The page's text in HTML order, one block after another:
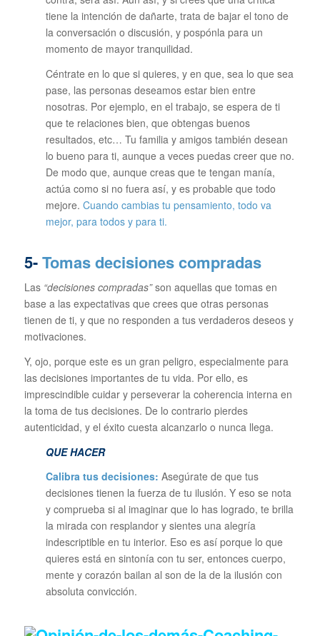
tiene la intención de dañarte, trata de bajar el tono de
la conversación o discusión, y pospónla para un
momento de mayor tranquilidad.
Céntrate en lo que si quieres, y en que, sea lo que sea
pase, las personas deseamos estar bien entre
nosotras. Por ejemplo, en el trabajo, se espera de ti
que te relaciones bien, que obtengas buenos
resultados, etc… Tu familia y amigos también desean
lo bueno para ti, aunque a veces puedas creer que no.
De modo que, aunque creas que te tengan manía,
actúa como si no fuera así, y es probable que todo
mejore. Cuando cambias tu pensamiento, todo va
mejor, para todos y para ti.
5-Tomas decisiones compradas
Las “decisiones compradas”son aquellas que tomas en
base a las expectativas que crees que otras personas
tienen de ti, y que no responden a tus verdaderos deseos y
motivaciones.
Y, ojo, porque este es un gran peligro, especialmente para
las decisiones importantes de tu vida. Por ello, es
imprescindible cuidar y perseverar la coherencia interna en
la toma de tus decisiones. De lo contrario pierdes
autenticidad, y el éxito cuesta alcanzarlo o nunca llega.
QUE HACER
Calibra tus decisiones: Asegúrate de que tus
decisiones tienen la fuerza de tu ilusión. Y eso se nota
y comprueba si al imaginar que lo has logrado, te brilla
la mirada con resplandor y sientes una alegría
indescriptible en tu interior. Eso es así porque lo que
quieres está en sintonía con tu ser, entonces cuerpo,
mente y corazón bailan al son de la de la ilusión con
absoluta convicción.